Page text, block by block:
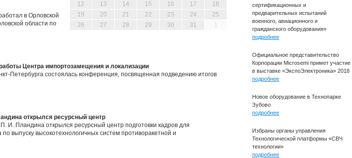
12
13 14 15 16 17
18
19
20 21 22 23 24
25
26
27 28 29 30 31 1
в Орловской
области по
Центра импортозамещения и локализации
Петербурга состоялась конференция, посвященная подведению итогов
открылся ресурсный центр
И. Пландина открылся ресурсный центр подготовки кадров для
выпуску высокотехнологичных систем противоракетной и
сертификационных и
предварительных испытаний
военного, авиационного и
гражданского оборудования»
подробнее
Официальное представительство
Корпорации Microsemi примет участие
в выставке «ЭкспоЭлектроника» 2018
подробнее
Новое оборудование в Технопарке
Зубово
подробнее
Избраны органы управления
Технологической платформы «СВЧ
технологии»
подробнее